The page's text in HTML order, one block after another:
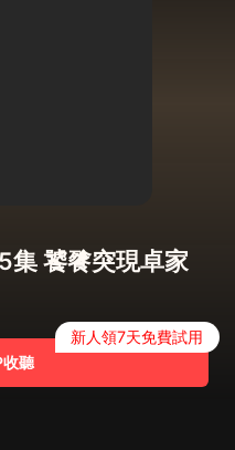
集 饕餮突現卓家
聽
新人領7天免費試用